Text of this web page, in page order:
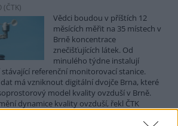
(ČTK)
Vědci boudou v příštích 12
měsících měřit na 35 místech v
Brně koncentrace
znečišťujících látek. Od
minulého týdne instalují
referenční monitorovací stanice.
má vzniknout digitální dvojče Brna, které
model kvality ovzduší v Brně.
dynamice kvality ovzduší, řekl ČTK